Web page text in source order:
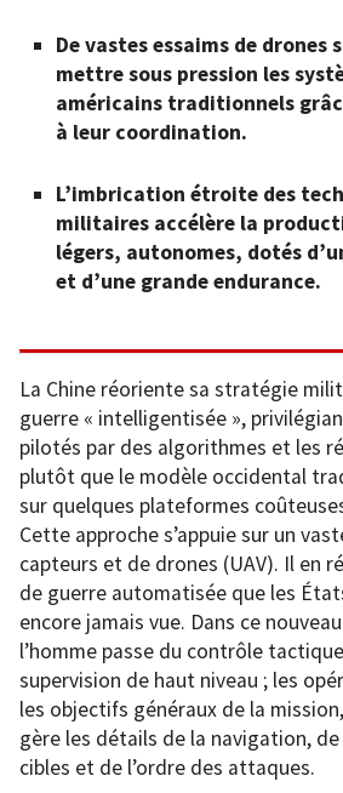
De vastes essaims de drones
mettre sous pression les
américains traditionnels
à leur coordination.
L’imbrication étroite des
militaires accélère la
légers, autonomes, dotés
et d’une grande endurance.
La Chine réoriente sa stratégie
guerre « intelligentisée »,
pilotés par des algorithmes et les
plutôt que le modèle occidental
sur quelques plateformes
Cette approche s’appuie sur un
capteurs et de drones (UAV). Il en
de guerre automatisée que les
encore jamais vue. Dans ce
l’homme passe du contrôle
supervision de haut niveau ; les
les objectifs généraux de la
gère les détails de la navigation,
cibles et de l’ordre des attaques.